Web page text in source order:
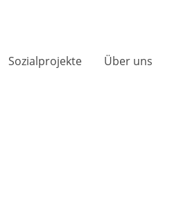
Sozialprojekte Über uns